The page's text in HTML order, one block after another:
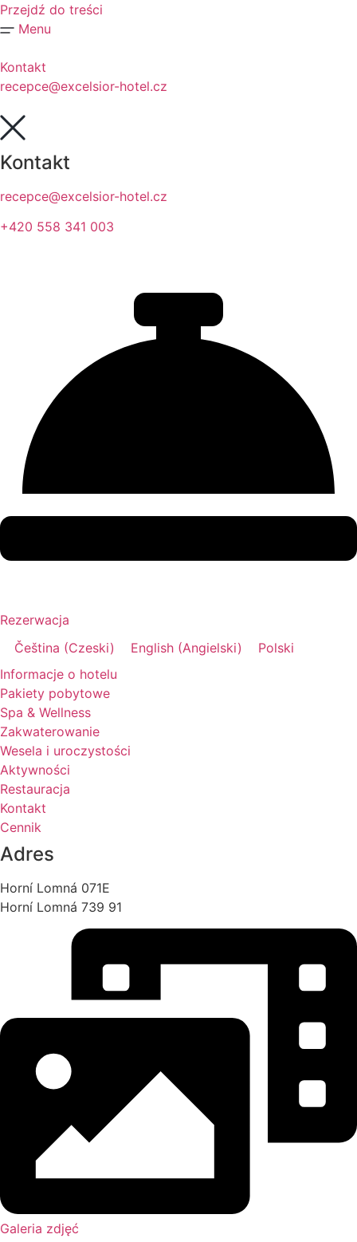
Przejdź do treści
Menu
Kontakt
recepce@excelsior-hotel.cz
Kontakt
recepce@excelsior-hotel.cz
+420 558 341 003
Rezerwacja
Čeština (Czeski) English (Angielski)
Polski
Informacje o hotelu
Pakiety pobytowe
Spa & Wellness
Zakwaterowanie
Wesela i uroczystości
Aktywności
Restauracja
Kontakt
Cennik
Adres
Horní Lomná 071E
Horní Lomná 739 91
Galeria zdjęć